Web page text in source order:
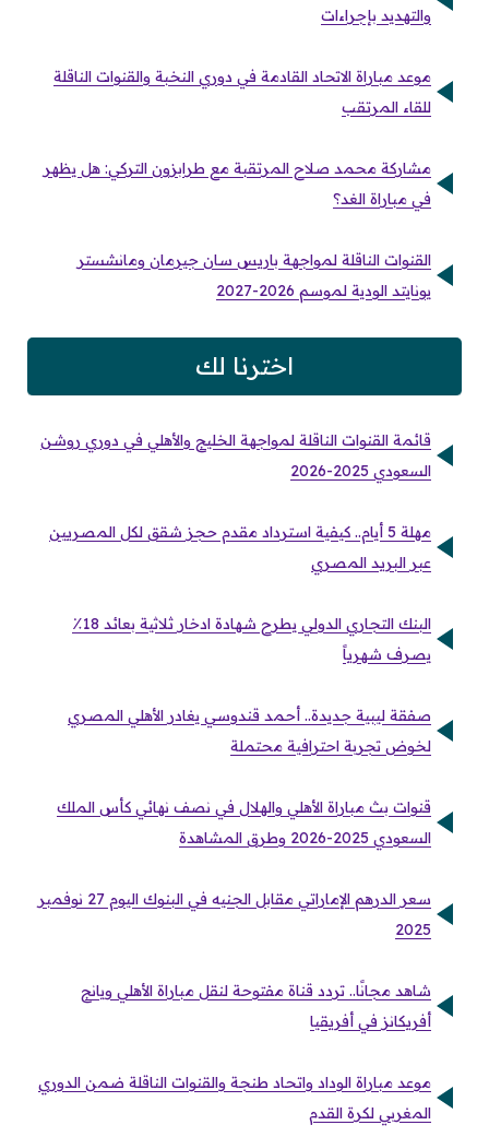
والتهديد بإجراءات
موعد مباراة الاتحاد القادمة في دوري النخبة والقنوات الناقلة
للقاء المرتقب
مشاركة محمد صلاح المرتقبة مع طرابزون التركي: هل يظهر
في مباراة الغد؟
القنوات الناقلة لمواجهة باريس سان جيرمان ومانشستر
يونايتد الودية لموسم 2026-2027
اخترنا لك
قائمة القنوات الناقلة لمواجهة الخليج والأهلي في دوري روشن
السعودي 2025-2026
مهلة 5 أيام.. كيفية استرداد مقدم حجز شقق لكل المصريين
عبر البريد المصري
البنك التجاري الدولي يطرح شهادة ادخار ثلاثية بعائد 18٪
يصرف شهرياً
صفقة ليبية جديدة.. أحمد قندوسي يغادر الأهلي المصري
لخوض تجربة احترافية محتملة
قنوات بث مباراة الأهلي والهلال في نصف نهائي كأس الملك
السعودي 2025-2026 وطرق المشاهدة
سعر الدرهم الإماراتي مقابل الجنيه في البنوك اليوم 27 نوفمبر
2025
شاهد مجانًا.. تردد قناة مفتوحة لنقل مباراة الأهلي ويانج
أفريكانز في أفريقيا
موعد مباراة الوداد واتحاد طنجة والقنوات الناقلة ضمن الدوري
المغربي لكرة القدم